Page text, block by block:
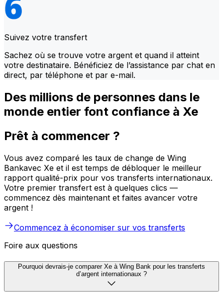
Suivez votre transfert
Sachez où se trouve votre argent et quand il atteint
votre destinataire. Bénéficiez de l’assistance par chat en
direct, par téléphone et par e-mail.
Des millions de personnes dans le
monde entier font confiance à Xe
Prêt à commencer ?
Vous avez comparé les taux de change de Wing
Bankavec Xe et il est temps de débloquer le meilleur
rapport qualité-prix pour vos transferts internationaux.
Votre premier transfert est à quelques clics —
commencez dès maintenant et faites avancer votre
argent !
Commencez à économiser sur vos transferts
Foire aux questions
Pourquoi devrais-je comparer Xe à Wing Bank pour les transferts
d’argent internationaux ?